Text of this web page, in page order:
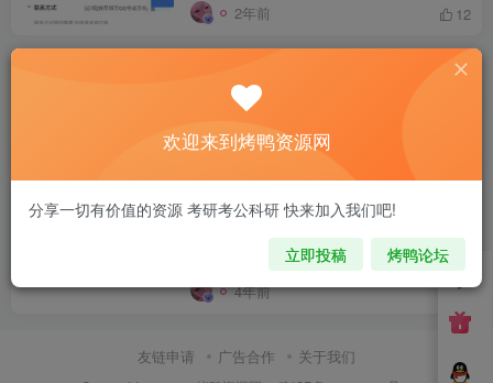
2年前 12
彩虹云商城发卡网程序源码官方免授权
最新版V6.9.0
4年前
PHP自动售货发卡网源码 集成多种支
VIP专区 网站源码
4年前 0
友链申请 广告合作 关于我们
欢迎来到烤鸭资源网
分享一切有价值的资源 考研考公科研 快来加入我们吧!
立即投稿 烤鸭论坛